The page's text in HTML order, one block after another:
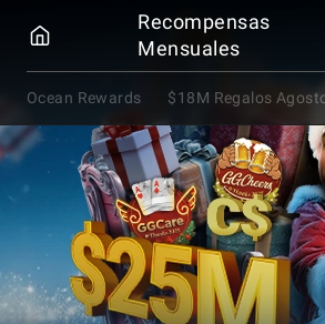
Recompensas
Mensuales
Ocean Rewards $18M Regalos